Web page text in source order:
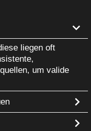
liegen oft
um valide